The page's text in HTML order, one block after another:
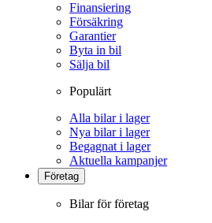
Finansiering
Försäkring
Garantier
Byta in bil
Sälja bil
Populärt
Alla bilar i lager
Nya bilar i lager
Begagnat i lager
Aktuella kampanjer
Företag
Bilar för företag